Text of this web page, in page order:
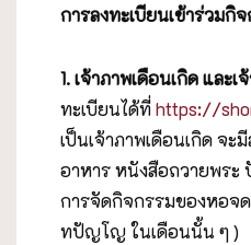
การลงทะเบียนเข้าร่วมกิ
1. เจ้าภาพเดือนเกิด และ
ทะเบียนได้ที่https://
เป็นเจ้าภาพเดือนเกิด จ
อาหาร หนังสือถวายพระ
การจัดกิจกรรมของหอจ
ทปัญโญ ในเดือนนั้น ๆ )